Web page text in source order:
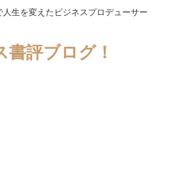
生を変えたビジネスプロデューサー
評ブログ！